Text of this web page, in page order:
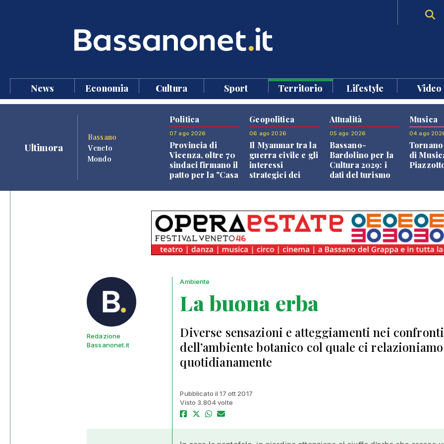
News Economia Cultura Sport Territorio Lifestyle Video
Ultimora
Bassano
Veneto
Mondo
Politica
07 ago 2026
Provincia di
Vicenza, oltre 70
sindaci firmano il
patto per la "Casa
Geopolitica
06 ago 2026
Il Myanmar tra la
guerra civile e gli
interessi
strategici dei
Attualità
05 ago 2026
Bassano-
Bardolino per la
Cultura 2029: i
dati del turismo
Musica
04 ago
di
Redazione
Bassanonet.it
Ambiente
La buona erba
Diverse sensazioni e atteggiamenti nei confronti
dell’ambiente botanico col quale ci relazioniamo
quotidianamente
Pubblicato il 17 ott 2017
Visto 3.804 volte